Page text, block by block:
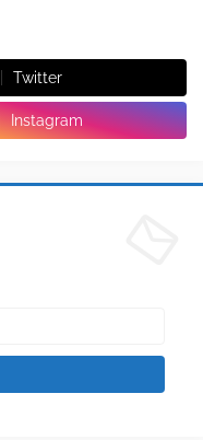
Twitter
Instagram